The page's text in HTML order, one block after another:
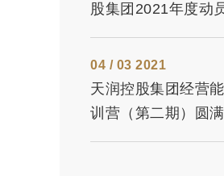
股集团2021年度动
召开
04 / 03 2021
天润控股集团经营
训营（第二期）圆